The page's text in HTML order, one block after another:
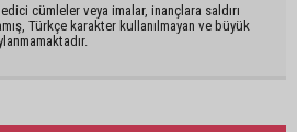
cümleler veya imalar, inançlara saldırı
Türkçe karakter kullanılmayan ve büyük